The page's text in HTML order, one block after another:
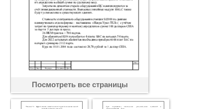
Посмотреть все страницы